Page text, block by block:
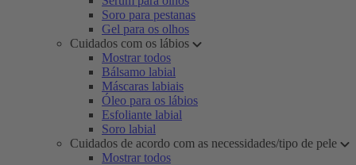
Soro para pestanas
Gel para os olhos
Cuidados com os lábios
Mostrar todos
Bálsamo labial
Máscaras labiais
Óleo para os lábios
Esfoliante labial
Soro labial
Cuidados de acordo com as necessidades/tipo de pele
Mostrar todos